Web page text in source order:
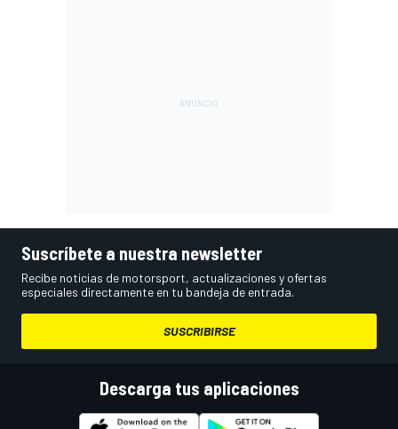
Suscríbete a nuestra newsletter
Recibe noticias de motorsport, actualizaciones y ofertas
especiales directamente en tu bandeja de entrada.
SUSCRIBIRSE
Descarga tus aplicaciones